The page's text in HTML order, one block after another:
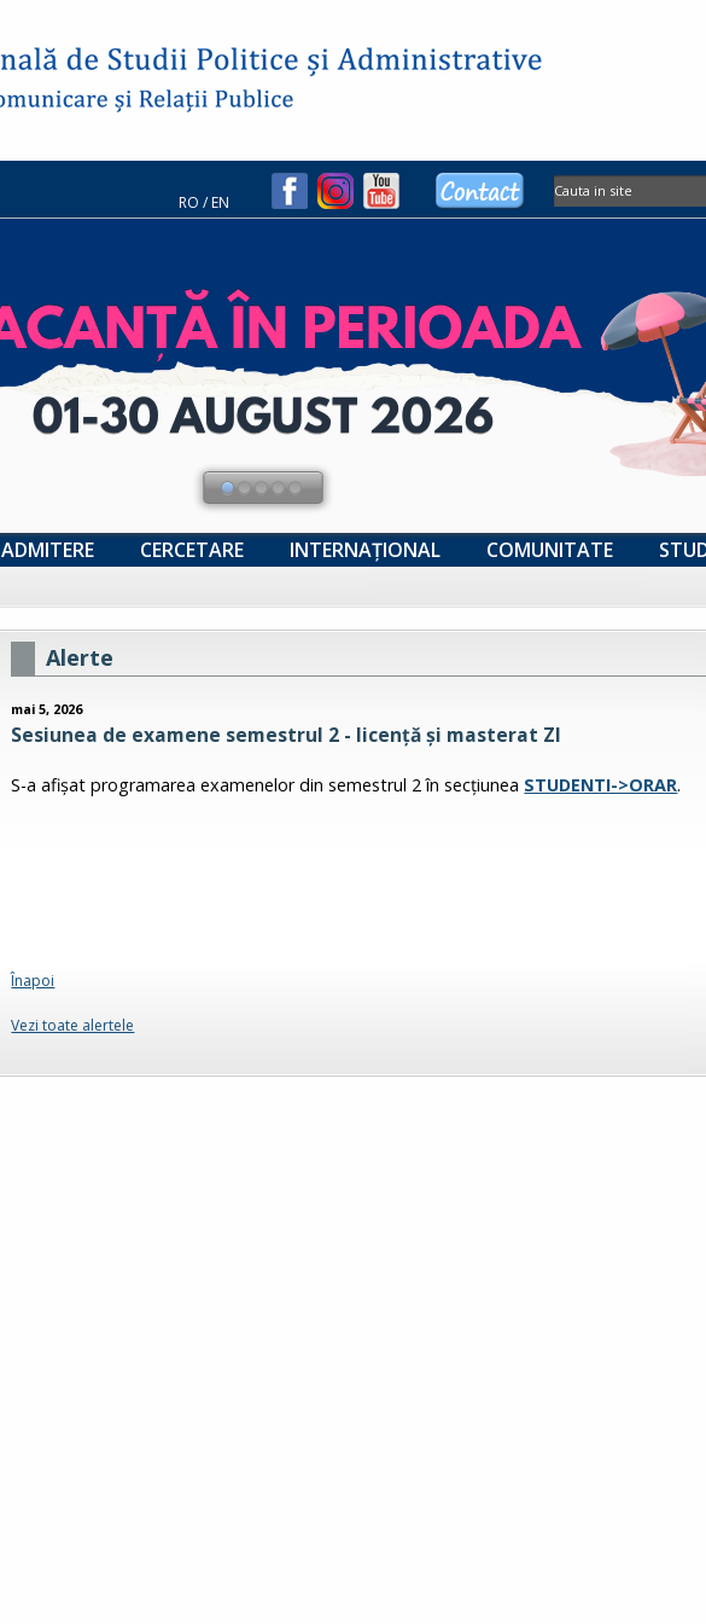
RO /EN
ADMITERE CERCETARE INTERNAȚIONAL COMUNITATE
Alerte
mai 5, 2026
Sesiunea de examene semestrul 2 - licență și masterat ZI
S-a afişat programarea examenelor din semestrul 2 în secţiunea STUDENTI->ORAR.
Înapoi
Vezi toate alertele